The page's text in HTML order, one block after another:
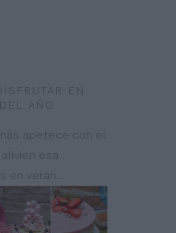
EN
AÑO
apetece con el
esa
veran...